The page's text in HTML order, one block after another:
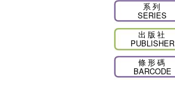
系列
SERIES
出版社
PUBLISHER
條形碼
BARCODE